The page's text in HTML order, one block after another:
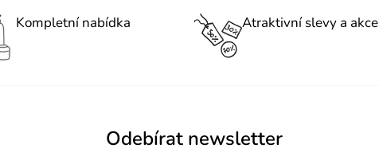
d
o
Kompletní nabídka Atraktivní slevy a akce
Odebírat newsletter